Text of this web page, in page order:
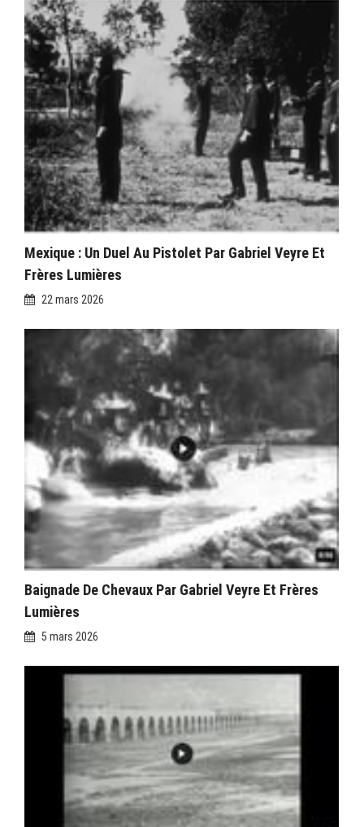
Mexique : Un Duel Au Pistolet Par Gabriel Veyre Et
Frères Lumières
22 mars 2026
Baignade De Chevaux Par Gabriel Veyre Et Frères
Lumières
5 mars 2026